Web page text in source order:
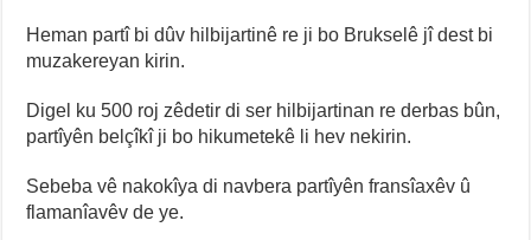
Heman partî bi dûv hilbijartinê re ji bo Brukselê jî dest bi
muzakereyan kirin.
Digel ku 500 roj zêdetir di ser hilbijartinan re derbas bûn,
partîyên belçîkî ji bo hikumetekê li hev nekirin.
Sebeba vê nakokîya di navbera partîyên fransîaxêv û
flamanîavêv de ye.